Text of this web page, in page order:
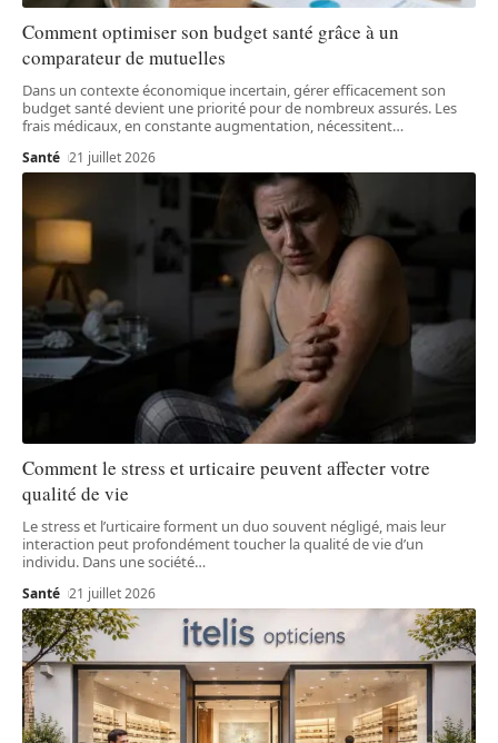
Comment optimiser son budget santé grâce à un
comparateur de mutuelles
Dans un contexte économique incertain, gérer efficacement son
budget santé devient une priorité pour de nombreux assurés. Les
frais médicaux, en constante augmentation, nécessitent…
Santé 21 juillet 2026
Comment le stress et urticaire peuvent affecter votre
qualité de vie
Le stress et l’urticaire forment un duo souvent négligé, mais leur
interaction peut profondément toucher la qualité de vie d’un
individu. Dans une société…
Santé 21 juillet 2026